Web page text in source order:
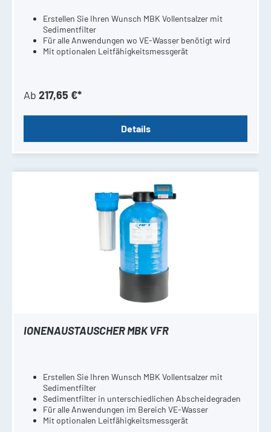
Erstellen Sie Ihren Wunsch MBK Vollentsalzer mit
Sedimentfilter
Für alle Anwendungen wo VE-Wasser benötigt wird
Mit optionalen Leitfähigkeitsmessgerät
Ab 217,65 €*
Details
IONENAUSTAUSCHER MBK VFR
Erstellen Sie Ihren Wunsch MBK Vollentsalzer mit
Sedimentfilter
Sedimentfilter in unterschiedlichen Abscheidegraden
Für alle Anwendungen im Bereich VE-Wasser
Mit optionalen Leitfähigkeitsmessgerät